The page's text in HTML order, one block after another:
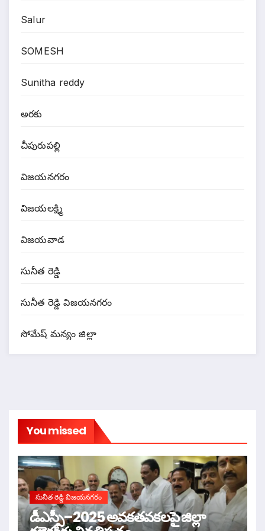
Salur
SOMESH
Sunitha reddy
అరకు
చీపురుపల్లి
విజయనగరం
విజయలక్ష్మి
విజయవాడ
సునీత రెడ్డి
సునీత రెడ్డి విజయనగరం
సోమేష్ మన్యం జిల్లా
You missed
సునీత రెడ్డి విజయనగరం
డీఎస్సీ–2025 అవకతవకలపై జిల్లా